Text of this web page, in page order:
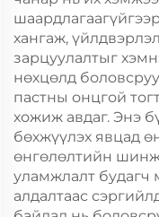
хангаж,
зарцуулалтыг
нөхцөлд
пастны онцгой
хожиж авдаг. Энэ
бөхжүүлэх явцад
өнгөлөлтийн шинж
уламжлалт будагч
алдалтаас